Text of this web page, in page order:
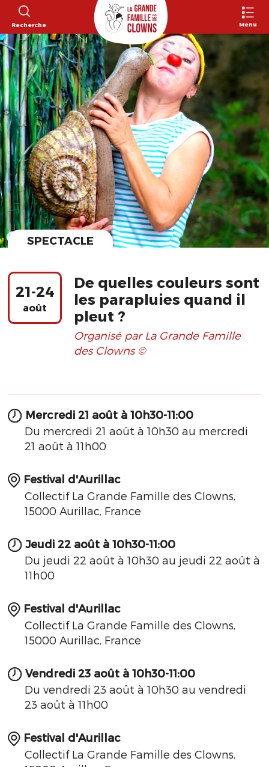
Recherche Menu
De quelles couleurs sont
les parapluies quand il
pleut ?
SPECTACLE
Organisé par La Grande Famille
des Clowns ©
21-24
août
Mercredi 21 août à 10h30-11:00
Du mercredi 21 août à 10h30 au mercredi
21 août à 11h00
Festival d'Aurillac
Collectif La Grande Famille des Clowns,
15000 Aurillac, France
Jeudi 22 août à 10h30-11:00
Du jeudi 22 août à 10h30 au jeudi 22 août à
11h00
Festival d'Aurillac
Collectif La Grande Famille des Clowns,
15000 Aurillac, France
Vendredi 23 août à 10h30-11:00
Du vendredi 23 août à 10h30 au vendredi
23 août à 11h00
Festival d'Aurillac
Collectif La Grande Famille des Clowns,